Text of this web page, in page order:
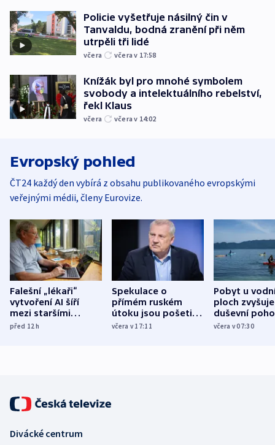
Policie vyšetřuje násilný čin v
Tanvaldu, bodná zranění při něm
utrpěli tři lidé
včera včera v 17:58
Knížák byl pro mnohé symbolem
svobody a intelektuálního rebelství,
řekl Klaus
včera včera v 14:02
Evropský pohled
ČT24 každý den vybírá z obsahu publikovaného evropskými
veřejnými médii, členy Eurovize.
Falešní „lékaři“
vytvoření AI šíří
mezi staršími
Poláky nebezpečné
před 12h
Spekulace o
přímém ruském
útoku jsou pošetilé,
míní estonský
včera v 17:11
Pobyt u
ploch zvyšuje
duševní
ukázala
včera v 07:30
Divácké centrum